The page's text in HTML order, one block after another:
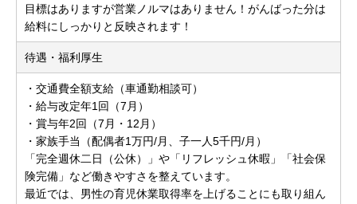
目標はありますが営業ノルマはありません！がんばった分は
給料にしっかりと反映されます！
待遇・福利厚生
・交通費全額支給（車通勤相談可）
・給与改定年1回（7月）
・賞与年2回（7月・12月）
・家族手当（配偶者1万円/月、子一人5千円/月）
「完全週休二日（公休）」や「リフレッシュ休暇」「社会保
険完備」など働きやすさを整えています。
最近では、男性の育児休業取得率を上げることにも取り組ん